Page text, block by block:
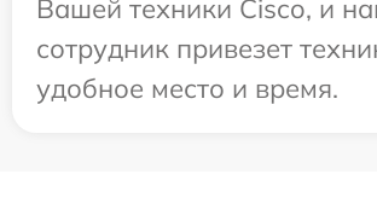
Вашей техники Cisco, и
сотрудник привезет
удобное место и время.